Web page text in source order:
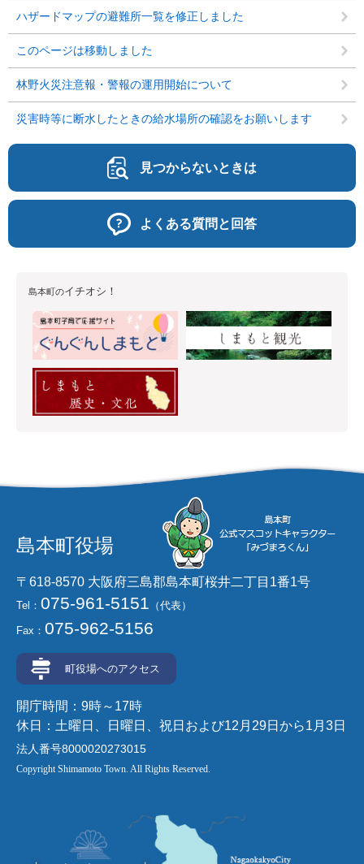
ハザードマップの避難所一覧を修正しました
このページは移動しました
林野火災注意報・警報の運用開始について
災害時等に断水したときの給水場所の確認をお願いします
見つからないときは
よくある質問と回答
島本町のイチオシ！
島本町役場
〒618-8570 大阪府三島郡島本町桜井二丁目1番1号
Tel： 075-961-5151 （代表）
Fax： 075-962-5156
町役場へのアクセス
開庁時間：9時～17時
休日：土曜日、日曜日、祝日および12月29日から1月3日
法人番号8000020273015
Copyright Shimamoto Town. All Rights Reserved.